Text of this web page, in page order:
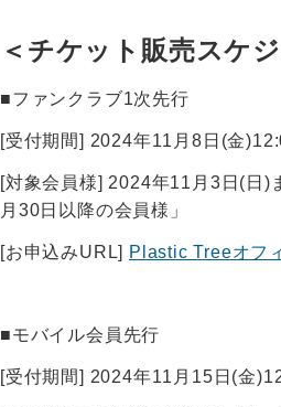
＜チケット販売スケ
■ファンクラブ1次先行
[受付期間] 2024年11月8日(金
[対象会員様] 2024年11月3日(日)
月30日以降の会員様」
[お申込みURL] Plastic Treeオフ
■モバイル会員先行
[受付期間] 2024年11月15日(金